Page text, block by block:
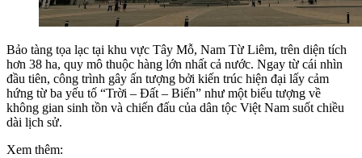
Bảo tàng tọa lạc tại khu vực Tây Mỗ, Nam Từ Liêm, trên diện tích
hơn 38 ha, quy mô thuộc hàng lớn nhất cả nước. Ngay từ cái nhìn
đầu tiên, công trình gây ấn tượng bởi kiến trúc hiện đại lấy cảm
hứng từ ba yếu tố “Trời – Đất – Biển” như một biểu tượng về
không gian sinh tồn và chiến đấu của dân tộc Việt Nam suốt chiều
dài lịch sử.
Xem thêm: